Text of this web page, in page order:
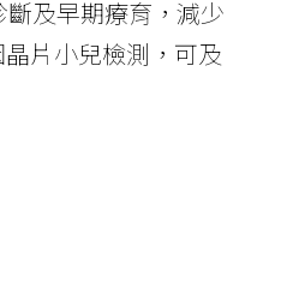
及早期療育，減少
片小兒檢測，可及